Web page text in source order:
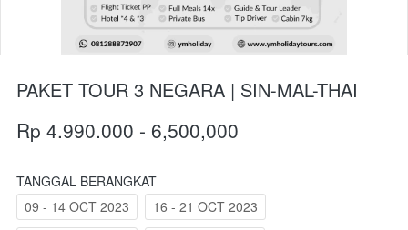
PAKET TOUR 3 NEGARA | SIN-MAL-THAI
Rp 4.990.000 - 6,500,000
TANGGAL BERANGKAT
09 - 14 OCT 2023
16 - 21 OCT 2023